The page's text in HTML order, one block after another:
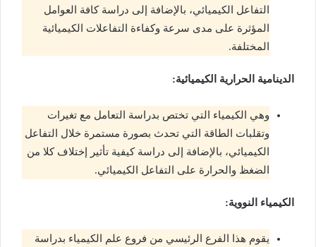
التفاعل الكيميائي، بالإضافة إلى دراسة كافة العوامل
المؤثرة على مدى سرعة وكفاءة التفاعلات الكيميائية
المختلفة.
الدينامية الحرارية الكيميائية:
وهي الكيمياء التي تختص بدراسة التعامل مع تغيرات
وتقلبات الطاقة التي تحدث بصورة مستمرة خلال التفاعل
الكيميائي، بالإضافة إلى دراسة كيفية تأثير إختلاف كلا من
الضغظ والحرارة على التفاعل الكيميائي.
الكيمياء النووية:
يقوم هذا الفرع الرئيسي من فروع علم الكيمياء بدراسة